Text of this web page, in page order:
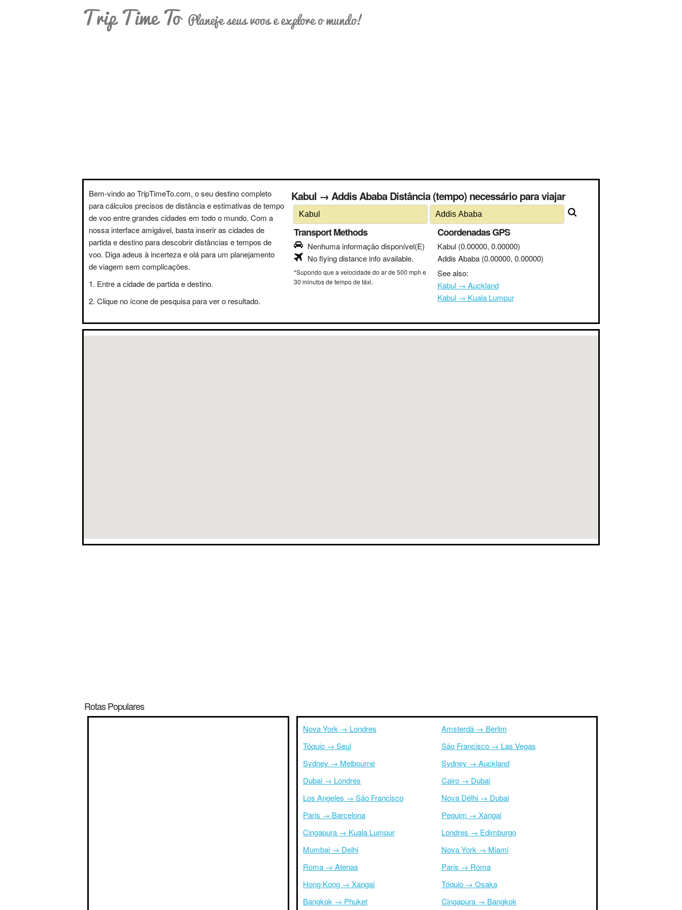
Trip Time To Planeje seus voos e explore o mundo!
Bem-vindo ao TripTimeTo.com, o seu destino completo
para cálculos precisos de distância e estimativas de tempo
de voo entre grandes cidades em todo o mundo. Com a
nossa interface amigável, basta inserir as cidades de
partida e destino para descobrir distâncias e tempos de
voo. Diga adeus à incerteza e olá para um planejamento
de viagem sem complicações.
Entre a cidade de partida e destino.
Clique no ícone de pesquisa para ver o resultado.
Kabul → Addis Ababa Distância (tempo) necessário para viajar
Transport Methods
Nenhuma informação disponível(E)
No flying distance info available.
*Supondo que a velocidade do ar de 500 mph e
30 minutos de tempo de táxi.
Coordenadas GPS
Kabul (0.00000, 0.00000)
Addis Ababa (0.00000, 0.00000)
See also:
Kabul → Auckland
Kabul → Kuala Lumpur
Rotas Populares
Nova York → Londres
Tóquio → Seul
Sydney → Melbourne
Dubai → Londres
Los Angeles → São Francisco
Paris → Barcelona
Cingapura → Kuala Lumpur
Mumbai → Delhi
Roma → Atenas
Hong Kong → Xangai
Bangkok → Phuket
Amsterdã → Berlim
São Francisco → Las Vegas
Sydney → Auckland
Cairo → Dubai
Nova Délhi → Dubai
Pequim → Xangai
Londres → Edimburgo
Nova York → Miami
Paris → Roma
Tóquio → Osaka
Cingapura → Bangkok